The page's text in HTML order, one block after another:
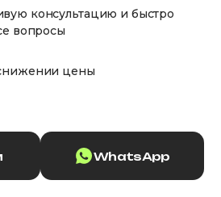
консультацию и быстро
вопросы
цены
WhatsApp